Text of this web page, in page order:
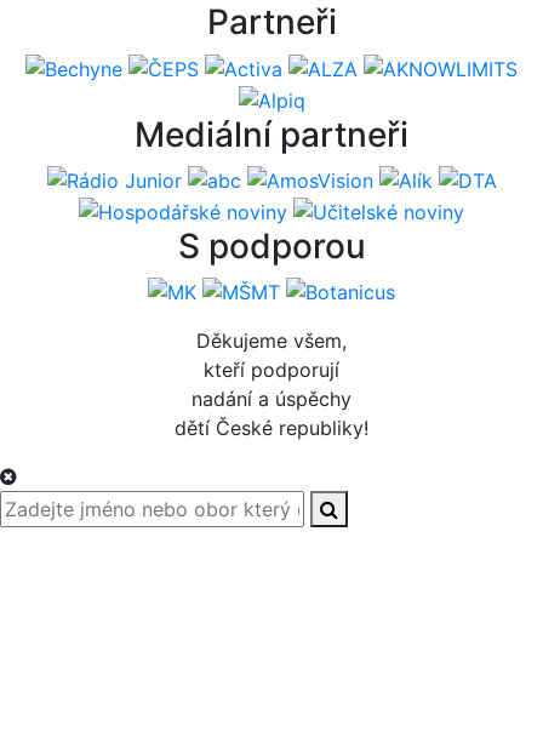
Partneři
Mediální partneři
S podporou
Děkujeme všem,
kteří podporují
nadání a úspěchy
dětí České republiky!